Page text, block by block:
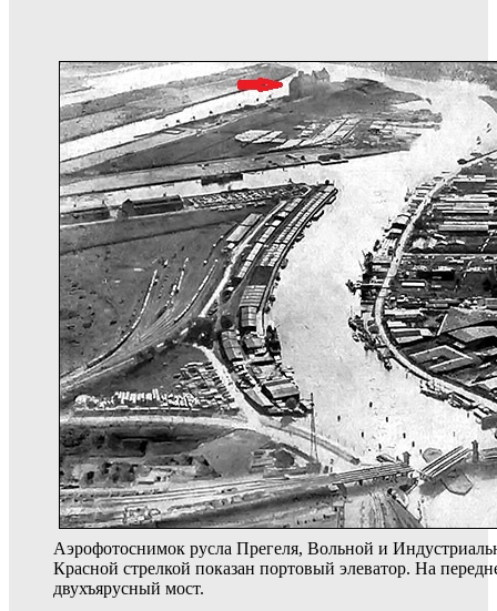
Аэрофотоснимок русла Прегеля, Вольной и
Красной стрелкой показан портовый элеватор. На
двухъярусный мост.